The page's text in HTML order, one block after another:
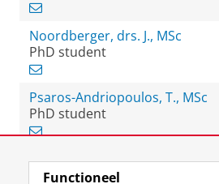
Noordberger, drs. J., MSc
PhD student
Psaros-Andriopoulos, T., MSc
PhD student
View this page in:English
Functioneel